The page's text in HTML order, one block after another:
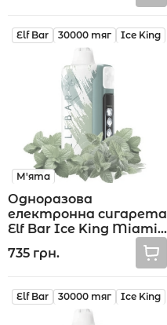
Elf Bar 30000 тяг Ice King
М'ята
Одноразова
електронна сигарета
Elf Bar Ice King Miami
735 грн.
Elf Bar 30000 тяг Ice King